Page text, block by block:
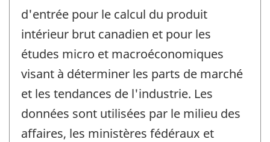
d'entrée pour le calcul du produit
intérieur brut canadien et pour les
études micro et macroéconomiques
visant à déterminer les parts de marché
et les tendances de l'industrie. Les
données sont utilisées par le milieu des
affaires, les ministères fédéraux et